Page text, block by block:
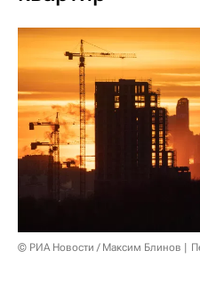
© РИА Новости / Максим Блинов